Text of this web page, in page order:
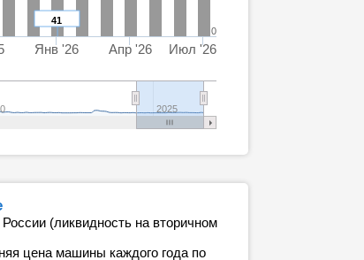
41
Янв '26 Апр '26 Июл '26
2025
0
(ликвидность на вторичном
цена машины каждого года по